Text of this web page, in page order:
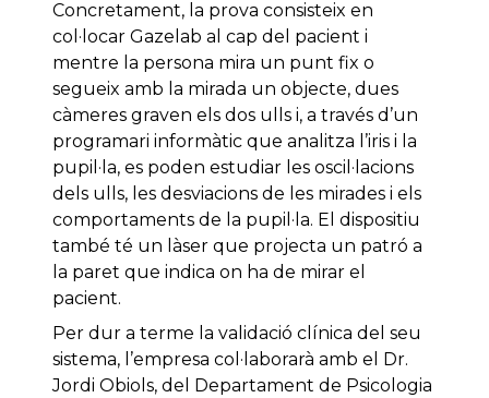
Concretament, la prova consisteix en
col·locar Gazelab al cap del pacient i
mentre la persona mira un punt fix o
segueix amb la mirada un objecte, dues
càmeres graven els dos ulls i, a través d’un
programari informàtic que analitza l’iris i la
pupil·la, es poden estudiar les oscil·lacions
dels ulls, les desviacions de les mirades i els
comportaments de la pupil·la. El dispositiu
també té un làser que projecta un patró a
la paret que indica on ha de mirar el
pacient.
Per dur a terme la validació clínica del seu
sistema, l’empresa col·laborarà amb el Dr.
Jordi Obiols, del Departament de Psicologia